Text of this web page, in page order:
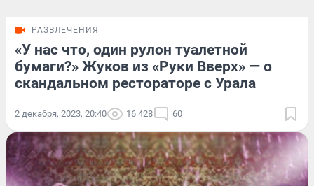
РАЗВЛЕЧЕНИЯ
«У нас что, один рулон туалетной
бумаги?» Жуков из «Руки Вверх» — о
скандальном рестораторе с Урала
2 декабря, 2023, 20:40 16 428 60